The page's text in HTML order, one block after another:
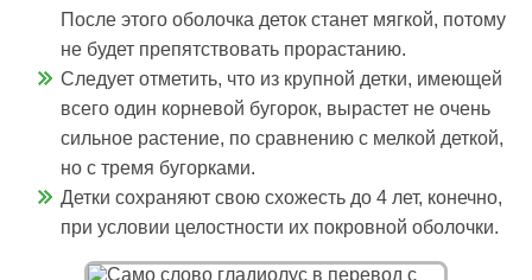
После этого оболочка деток станет мягкой, потому
не будет препятствовать прорастанию.
Следует отметить, что из крупной детки, имеющей
всего один корневой бугорок, вырастет не очень
сильное растение, по сравнению с мелкой деткой,
но с тремя бугорками.
Детки сохраняют свою схожесть до 4 лет, конечно,
при условии целостности их покровной оболочки.